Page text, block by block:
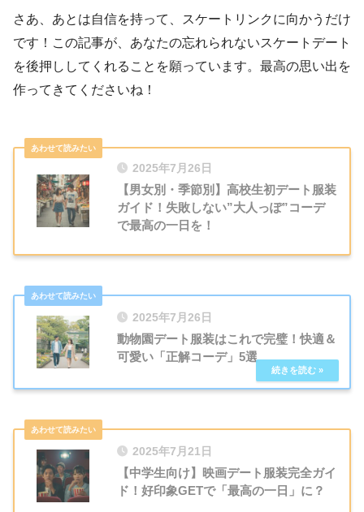
さあ、あとは自信を持って、スケートリンクに向かうだけ
です！この記事が、あなたの忘れられないスケートデート
を後押ししてくれることを願っています。最高の思い出を
作ってきてくださいね！
2025年7月26日
【男女別・季節別】高校生初デート服装
ガイド！失敗しない”大人っぽ”コーデ
で最高の一日を！
2025年7月26日
動物園デート服装はこれで完璧！快適＆
可愛い「正解コーデ」5選
2025年7月21日
【中学生向け】映画デート服装完全ガイ
ド！好印象GETで「最高の一日」に？